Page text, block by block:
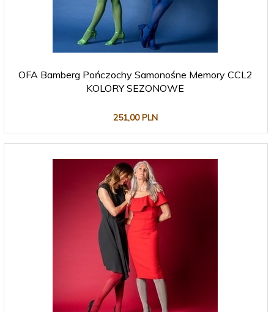
OFA Bamberg Pończochy Samonośne Memory CCL2
KOLORY SEZONOWE
251,00 PLN